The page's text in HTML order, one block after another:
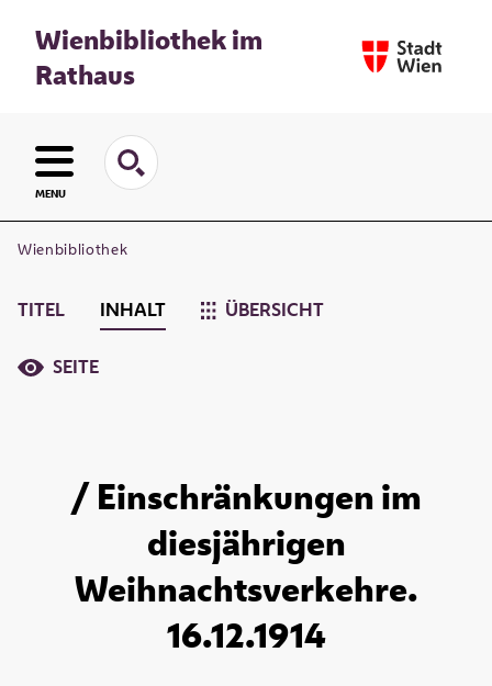
Wienbibliothek im
Rathaus
MENU
Wienbibliothek
TITEL INHALT ÜBERSICHT
SEITE
/ Einschränkungen im
diesjährigen
Weihnachtsverkehre.
16.12.1914